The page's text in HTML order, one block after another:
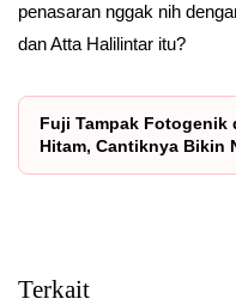
penasaran nggak nih
dan Atta Halilintar itu?
Fuji Tampak Fotogenik
Hitam, Cantiknya Bikin
Terkait